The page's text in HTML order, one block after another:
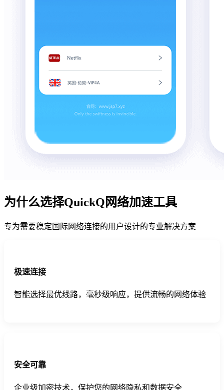
为什么选择QuickQ网络加速工具
专为需要稳定国际网络连接的用户设计的专业解决方案
极速连接
智能选择最优线路，毫秒级响应，提供流畅的网络体验
安全可靠
企业级加密技术，保护您的网络隐私和数据安全